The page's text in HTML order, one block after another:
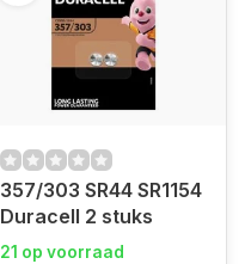
357/303 SR44 SR1154
Duracell 2 stuks
21 op voorraad